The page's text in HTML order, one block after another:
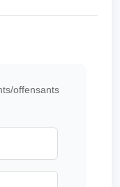
offensants